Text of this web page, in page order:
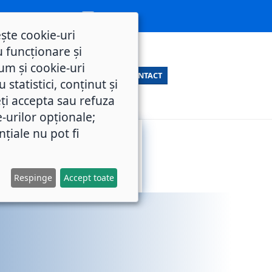
CONTACT
cookie-uri
funcționare și
și cookie-uri
statistici, conținut și
accepta sau refuza
urilor opționale;
nu pot fi
Respinge Accept toate